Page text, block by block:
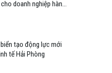
doanh nghiệp hàng
tạo động lực mới
tế Hải Phòng